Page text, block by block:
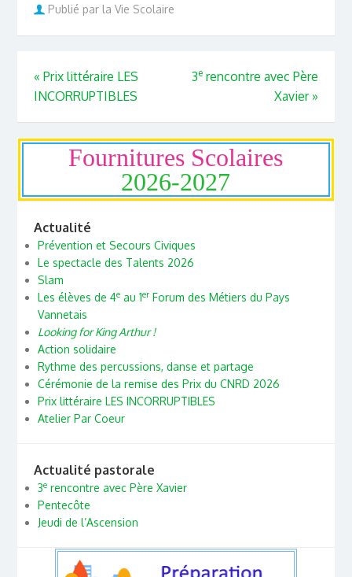
Publié par la Vie Scolaire
« Prix littéraire LES
INCORRUPTIBLES
3e rencontre avec Père
Xavier »
Fournitures Scolaires
2026-2027
Actualité
Prévention et Secours Civiques
Le spectacle des Talents 2026
Slam
Les élèves de 4eau 1erForum des Métiers du Pays
Vannetais
Looking for King Arthur !
Action solidaire
Rythme des percussions, danse et partage
Cérémonie de la remise des Prix du CNRD 2026
Prix littéraire LES INCORRUPTIBLES
Atelier Par Coeur
Actualité pastorale
3erencontre avec Père Xavier
Pentecôte
Jeudi de l’Ascension